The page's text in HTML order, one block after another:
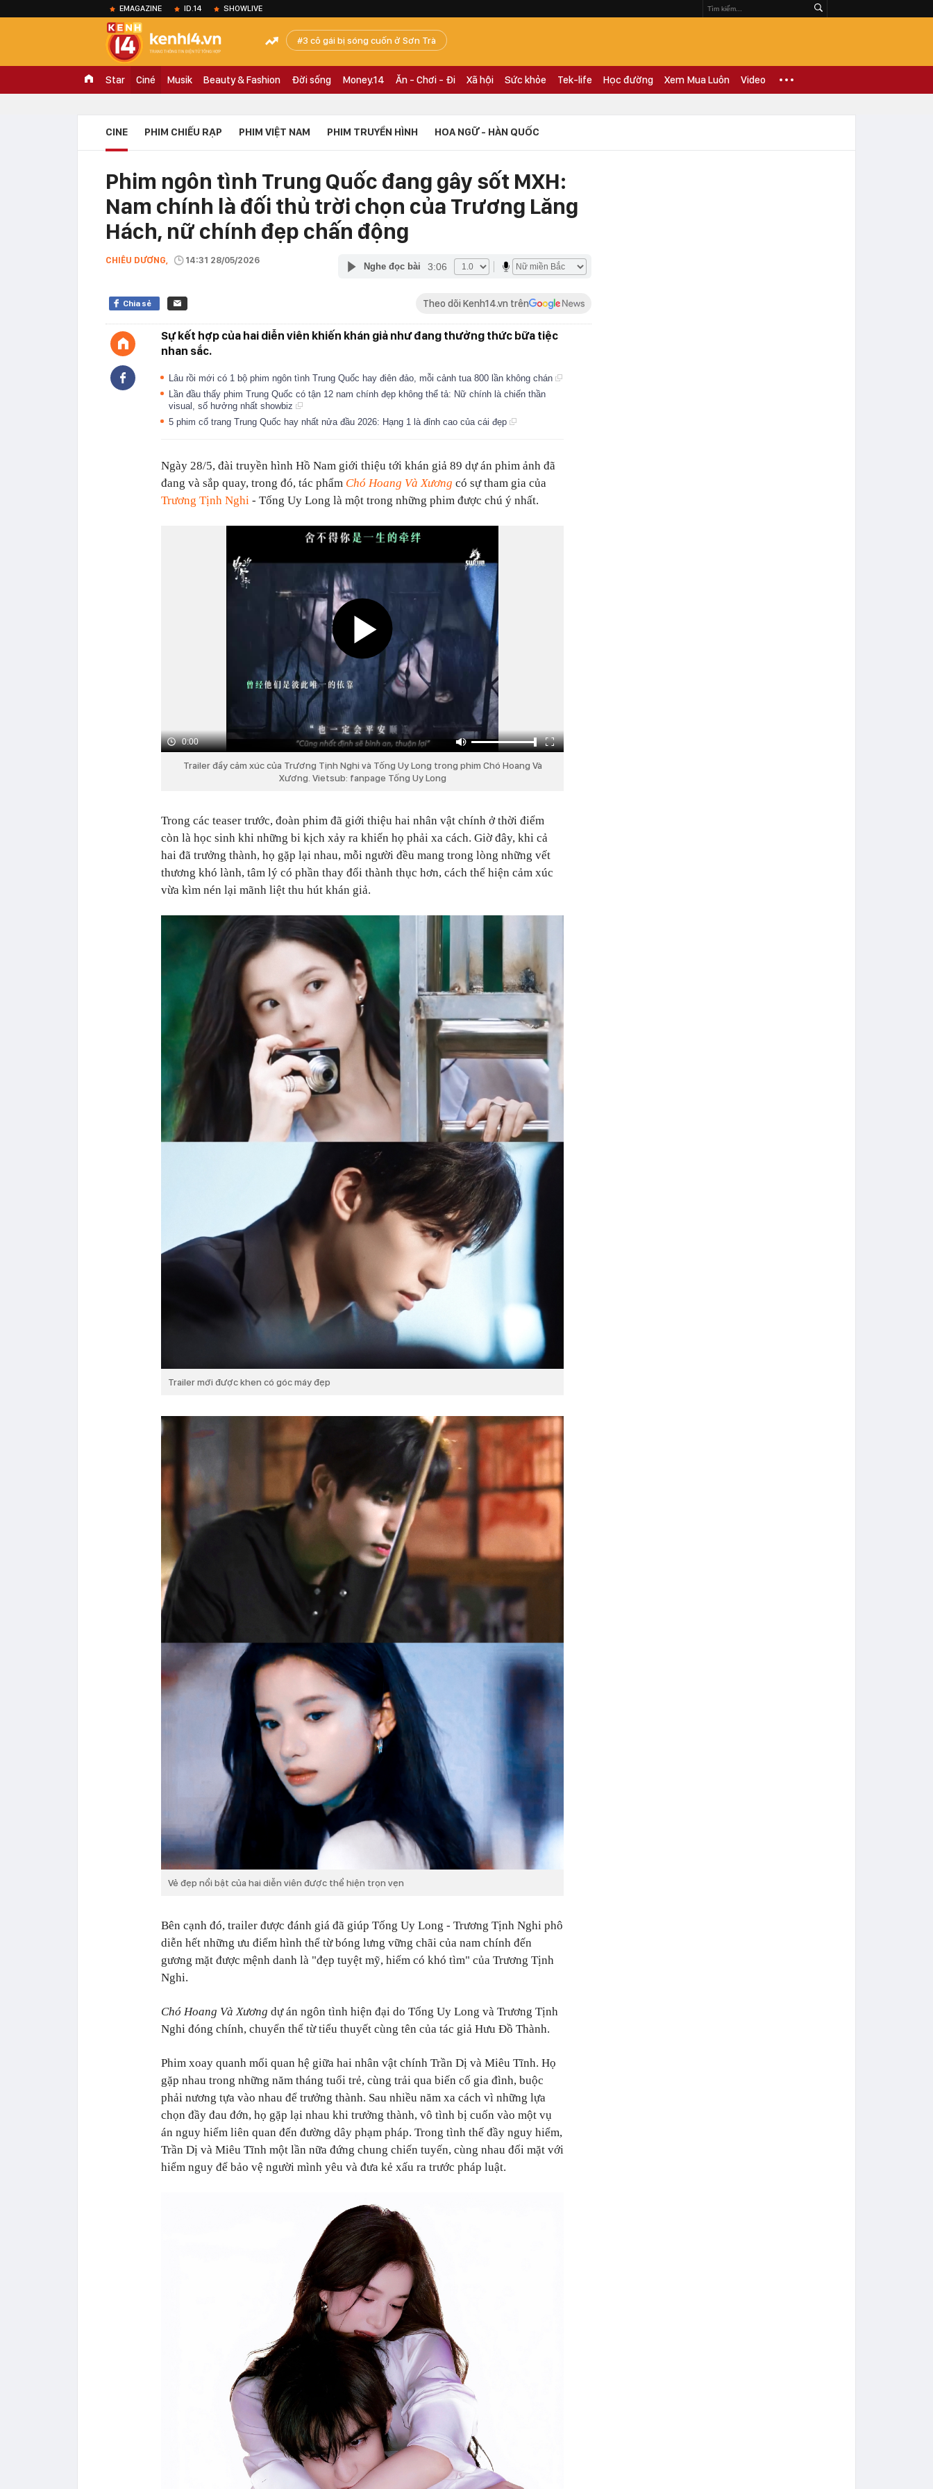
EMAGAZINE ID.14 SHOWLIVE
3 cô gái bị sóng cuốn ở Sơn Trà
Star Ciné Musik Beauty & Fashion Đời sống Money.14 Ăn - Chơi - Đi Xã hội Sức khỏe Tek-life Học đường Xem Mua Luôn Video
CINE PHIM CHIẾU RẠP PHIM VIỆT NAM PHIM TRUYỀN HÌNH HOA NGỮ - HÀN QUỐC
Phim ngôn tình Trung Quốc đang gây sốt MXH:
Nam chính là đối thủ trời chọn của Trương Lăng
Hách, nữ chính đẹp chấn động
CHIÊU DƯƠNG, 14:31 28/05/2026
Nghe đọc bài 3:06
Chia sẻ Theo dõi Kenh14.vn trên
Sự kết hợp của hai diễn viên khiến khán giả như đang thưởng thức bữa tiệc
nhan sắc.
Lâu rồi mới có 1 bộ phim ngôn tình Trung Quốc hay điên đảo, mỗi cảnh tua 800 lần không chán
Lần đầu thấy phim Trung Quốc có tận 12 nam chính đẹp không thể tả: Nữ chính là chiến thần
visual, số hưởng nhất showbiz
5 phim cổ trang Trung Quốc hay nhất nửa đầu 2026: Hạng 1 là đỉnh cao của cái đẹp
Ngày 28/5, đài truyền hình Hồ Nam giới thiệu tới khán giả 89 dự án phim ảnh đã
đang và sắp quay, trong đó, tác phẩm Chó Hoang Và Xương có sự tham gia của
Trương Tịnh Nghi - Tống Uy Long là một trong những phim được chú ý nhất.
0:00
Trailer đầy cảm xúc của Trương Tịnh Nghi và Tống Uy Long trong phim Chó Hoang Và
Xương. Vietsub: fanpage Tống Uy Long
Trong các teaser trước, đoàn phim đã giới thiệu hai nhân vật chính ở thời điểm
còn là học sinh khi những bi kịch xảy ra khiến họ phải xa cách. Giờ đây, khi cả
hai đã trưởng thành, họ gặp lại nhau, mỗi người đều mang trong lòng những vết
thương khó lành, tâm lý có phần thay đổi thành thục hơn, cách thể hiện cảm xúc
vừa kìm nén lại mãnh liệt thu hút khán giả.
Trailer mới được khen có góc máy đẹp
Vẻ đẹp nổi bật của hai diễn viên được thể hiện trọn vẹn
Bên cạnh đó, trailer được đánh giá đã giúp Tống Uy Long - Trương Tịnh Nghi phô
diễn hết những ưu điểm hình thể từ bóng lưng vững chãi của nam chính đến
gương mặt được mệnh danh là "đẹp tuyệt mỹ, hiếm có khó tìm" của Trương Tịnh
Nghi.
Chó Hoang Và Xương dự án ngôn tình hiện đại do Tống Uy Long và Trương Tịnh
Nghi đóng chính, chuyển thể từ tiểu thuyết cùng tên của tác giả Hưu Đồ Thành.
Phim xoay quanh mối quan hệ giữa hai nhân vật chính Trần Dị và Miêu Tĩnh. Họ
gặp nhau trong những năm tháng tuổi trẻ, cùng trải qua biến cố gia đình, buộc
phải nương tựa vào nhau để trưởng thành. Sau nhiều năm xa cách vì những lựa
chọn đầy đau đớn, họ gặp lại nhau khi trưởng thành, vô tình bị cuốn vào một vụ
án nguy hiểm liên quan đến đường dây phạm pháp. Trong tình thế đầy nguy hiểm,
Trần Dị và Miêu Tĩnh một lần nữa đứng chung chiến tuyến, cùng nhau đối mặt với
hiểm nguy để bảo vệ người mình yêu và đưa kẻ xấu ra trước pháp luật.